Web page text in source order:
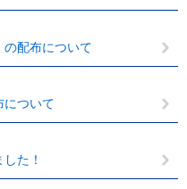
の配布について
について
た！